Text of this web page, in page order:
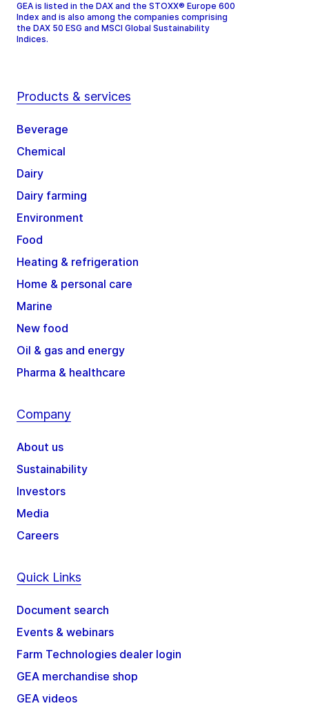
GEA is listed in the DAX and the STOXX® Europe 600
Index and is also among the companies comprising
the DAX 50 ESG and MSCI Global Sustainability
Indices.
Products & services
Beverage
Chemical
Dairy
Dairy farming
Environment
Food
Heating & refrigeration
Home & personal care
Marine
New food
Oil & gas and energy
Pharma & healthcare
Company
About us
Sustainability
Investors
Media
Careers
Quick Links
Document search
Events & webinars
Farm Technologies dealer login
GEA merchandise shop
GEA videos